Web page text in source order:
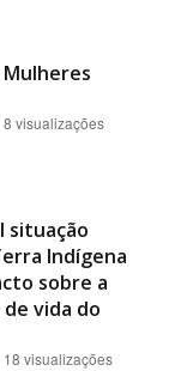
Mulheres
8 visualizações
situação
Indígena
sobre a
vida do
18 visualizações